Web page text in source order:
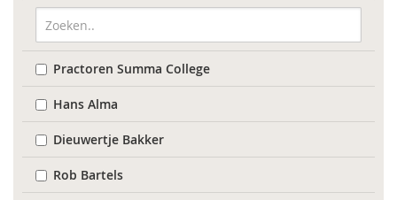
Practoren Summa College
Hans Alma
Dieuwertje Bakker
Rob Bartels